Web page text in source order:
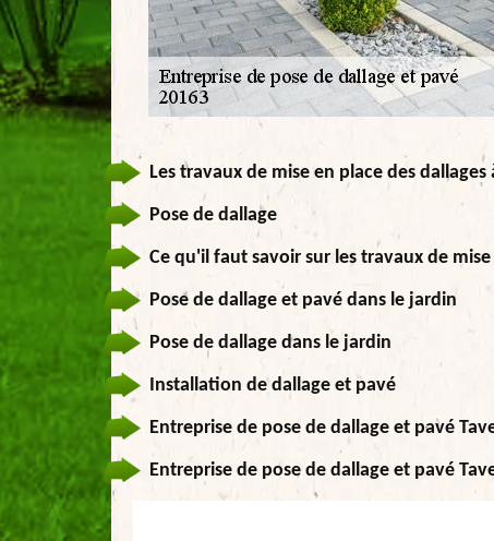
Les travaux de mise en place des dallages
Pose de dallage
Ce qu'il faut savoir sur les travaux de
Pose de dallage et pavé dans le jardin
Pose de dallage dans le jardin
Installation de dallage et pavé
Entreprise de pose de dallage et pavé
Entreprise de pose de dallage et pavé